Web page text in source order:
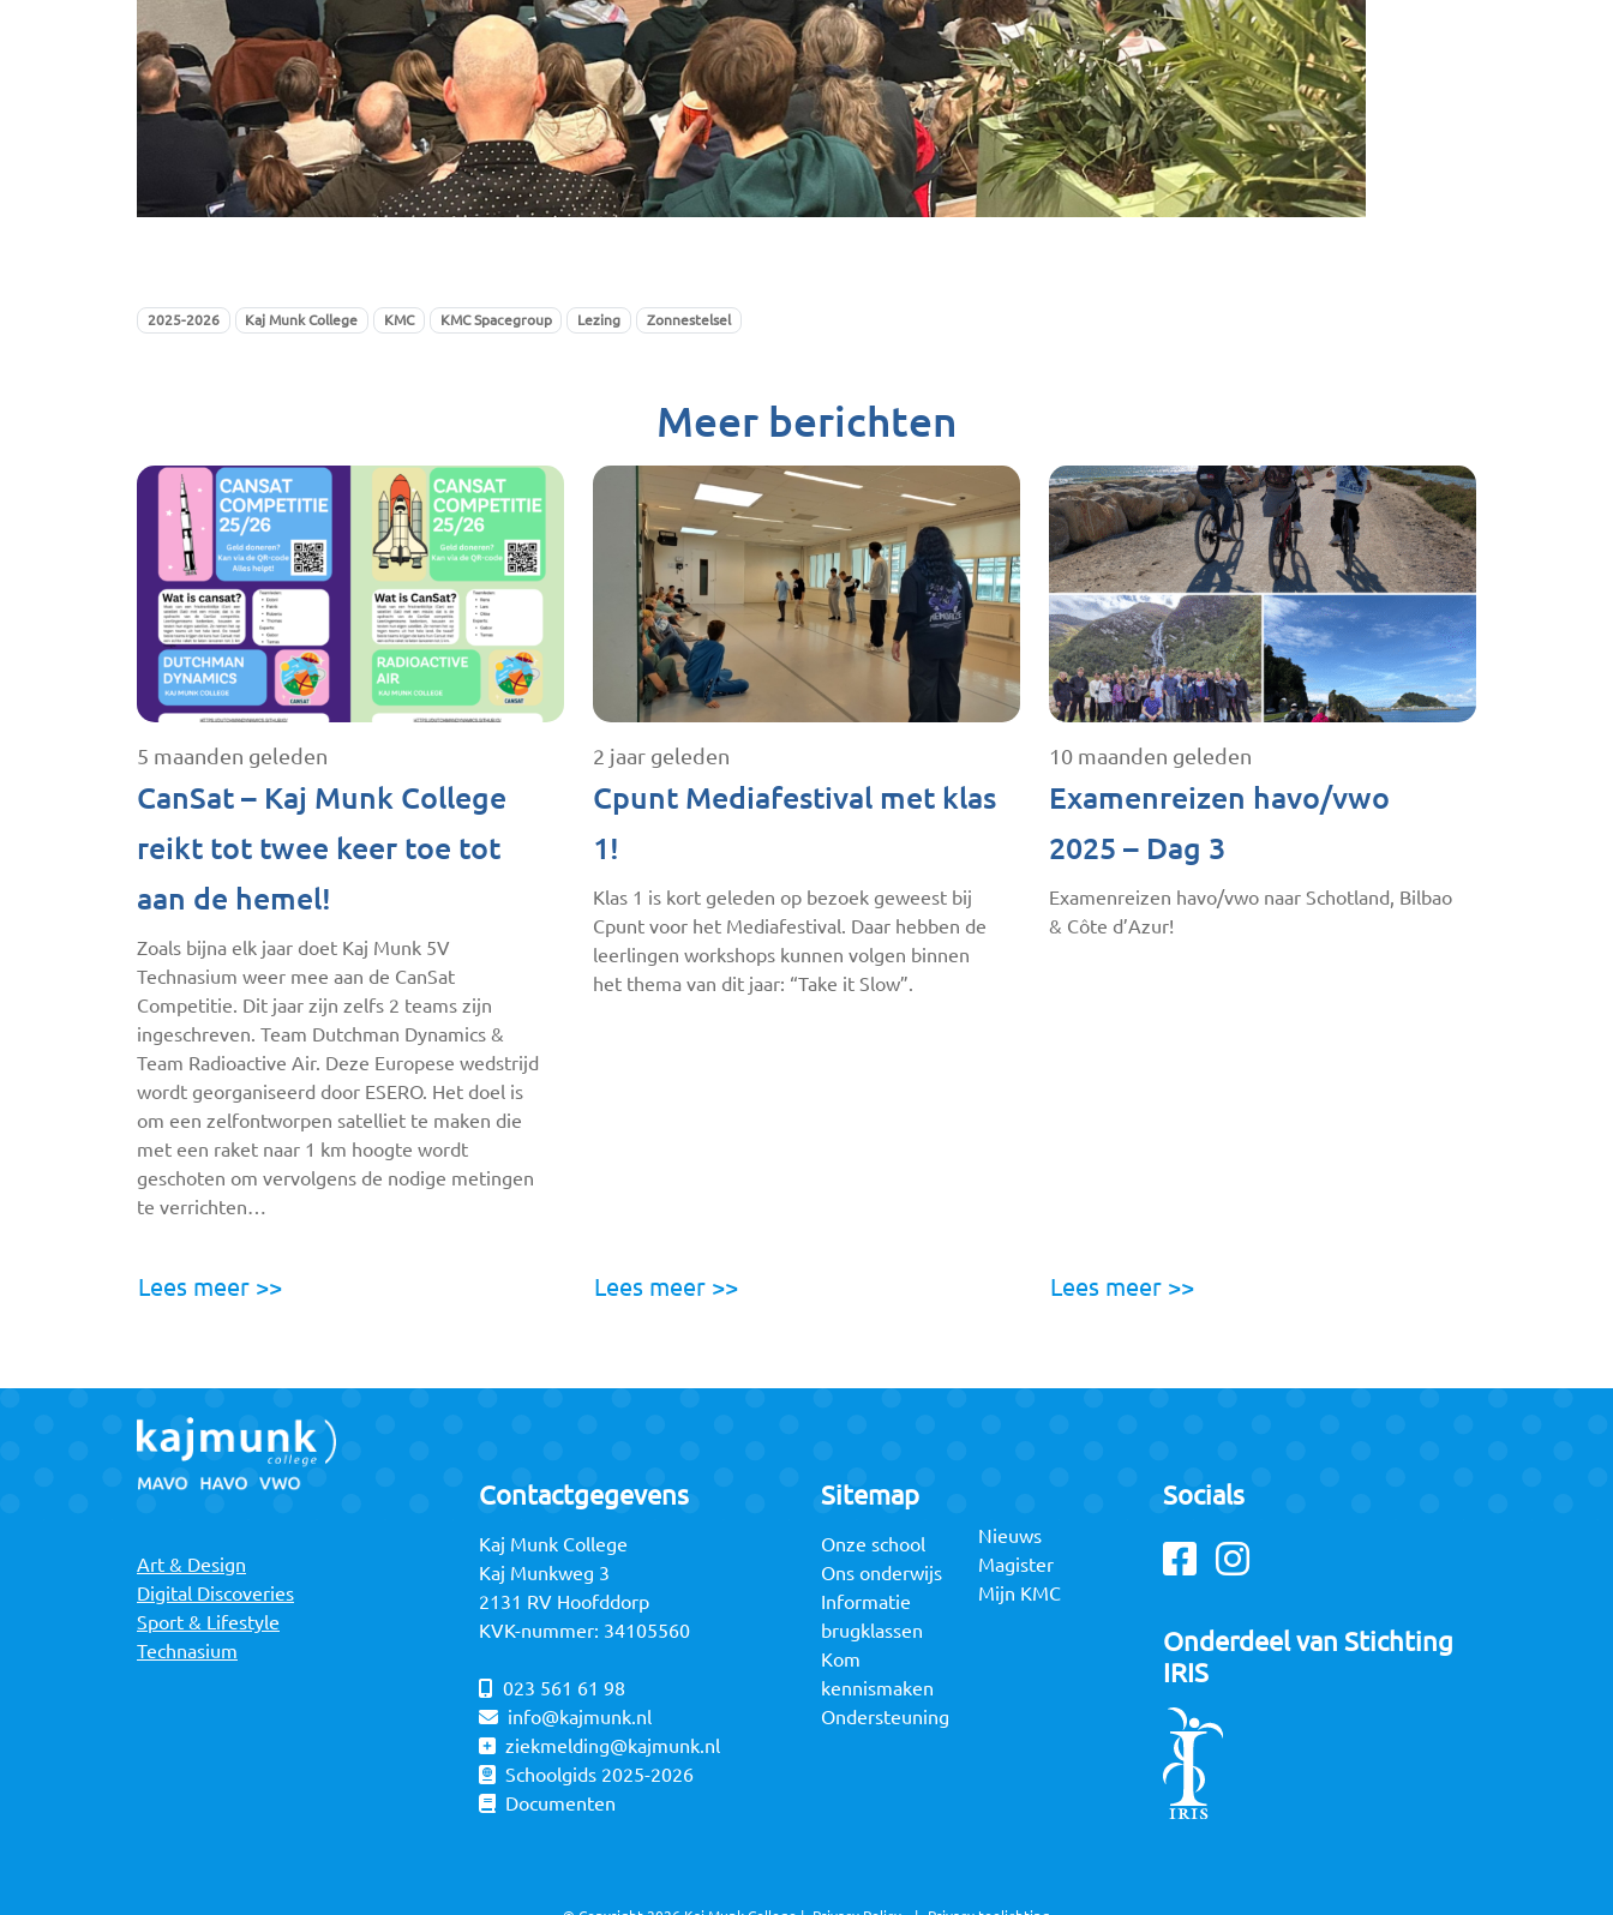
2025-2026 Kaj Munk College KMC KMC Spacegroup Lezing Zonnestelsel
Meer berichten
5 maanden geleden
CanSat – Kaj Munk College
reikt tot twee keer toe tot
aan de hemel!
Zoals bijna elk jaar doet Kaj Munk 5V
Technasium weer mee aan de CanSat
Competitie. Dit jaar zijn zelfs 2 teams zijn
ingeschreven. Team Dutchman Dynamics &
Team Radioactive Air. Deze Europese wedstrijd
wordt georganiseerd door ESERO. Het doel is
om een zelfontworpen satelliet te maken die
met een raket naar 1 km hoogte wordt
geschoten om vervolgens de nodige metingen
te verrichten…
Lees meer >>
2 jaar geleden
Cpunt Mediafestival met klas
1!
Klas 1 is kort geleden op bezoek geweest bij
Cpunt voor het Mediafestival. Daar hebben de
leerlingen workshops kunnen volgen binnen
het thema van dit jaar: “Take it Slow”.
Lees meer >>
10 maanden geleden
Examenreizen havo/vwo
2025 – Dag 3
Examenreizen havo/vwo naar Schotland, Bilbao
& Côte d’Azur!
Lees meer >>
Art & Design
Digital Discoveries
Sport & Lifestyle
Technasium
Contactgegevens
Kaj Munk College
Kaj Munkweg 3
2131 RV Hoofddorp
KVK-nummer: 34105560
023 561 61 98
info@kajmunk.nl
ziekmelding@kajmunk.nl
Schoolgids 2025-2026
Documenten
Sitemap
Onze school
Ons onderwijs
Informatie
brugklassen
Kom
kennismaken
Ondersteuning
Nieuws
Magister
Mijn KMC
Socials
Facebook
Instagram
Onderdeel van Stichting
IRIS